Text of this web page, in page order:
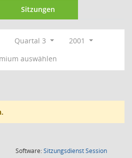
Sitzungen
Quartal 3
2001
auswählen
Software:SitzungsdienstSession(Wird in